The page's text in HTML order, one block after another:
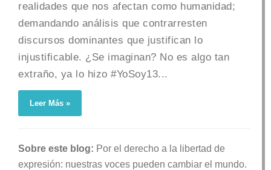
realidades que nos afectan como humanidad;
demandando análisis que contrarresten
discursos dominantes que justifican lo
injustificable. ¿Se imaginan? No es algo tan
extraño, ya lo hizo #YoSoy13...
Leer Más »
Sobre este blog: Por el derecho a la libertad de
expresión: nuestras voces pueden cambiar el mundo.